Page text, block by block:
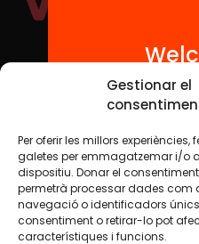
Gestionar el
Per oferir les millors
galetes per emmagatzemar i/o
dispositiu. Donar el
permetrà processar dades com
navegació o identificadors
consentiment o retirar-lo pot
característiques i funcions.
Social Media
TW YTB IG FB
Legal NoticeCookie